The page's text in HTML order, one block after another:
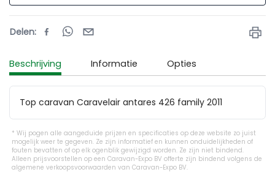
Delen:
Beschrijving Informatie Opties
Top caravan Caravelair antares 426 family 2011
Wij pogen alle aangeduide prijzen en specificaties op deze website zo juist
mogelijk weer te gegeven. Ze zijn informatief en kunnen onduidelijkheden of
fouten bevatten of op elk ogenblik gewijzigd worden. Ze zijn niet bindend.
Alleen prijsvoorstellen op een Caravan-Expo BV offerte zijn bindend volgens de
algemene verkoopsvoorwaarden van Caravan-Expo BV.